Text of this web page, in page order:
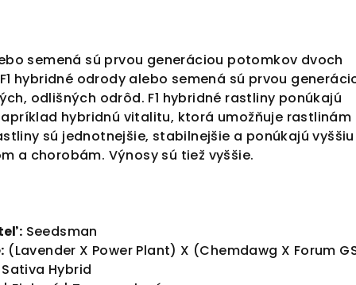
semená sú prvou generáciou potomkov dvoch
hybridné odrody alebo semená sú prvou
odlišných odrôd. F1 hybridné rastliny ponúkajú
hybridnú vitalitu, ktorá umožňuje rastlinám
sú jednotnejšie, stabilnejšie a ponúkajú vyššiu
a chorobám. Výnosy sú tiež vyššie.
Seedsman
(Lavender X Power Plant) X (Chemdawg X Forum
Hybrid